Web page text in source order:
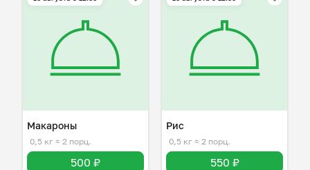
Макароны
0,5 кг ≈ 2 порц.
500 ₽
Рис
0,5 кг ≈ 2 порц.
550 ₽